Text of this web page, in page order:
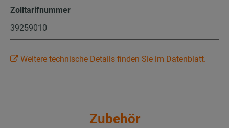
Zolltarifnummer
39259010
Weitere technische Details finden Sie im Datenblatt.
Zubehör